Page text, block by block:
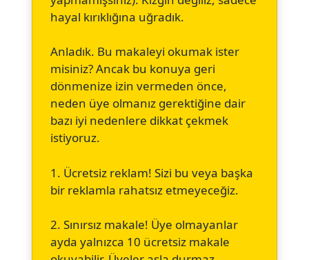
hayal kırıklığına uğradık.
Anladık. Bu makaleyi okumak ister
misiniz? Ancak bu konuya geri
dönmenize izin vermeden önce,
neden üye olmanız gerektiğine dair
bazı iyi nedenlere dikkat çekmek
istiyoruz.
1. Ücretsiz reklam! Sizi bu veya başka
bir reklamla rahatsız etmeyeceğiz.
2. Sınırsız makale! Üye olmayanlar
ayda yalnızca 10 ücretsiz makale